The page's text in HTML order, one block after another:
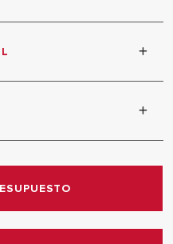
bajo nivel de
Clase energética B.
el tiempo de
con la función ECO